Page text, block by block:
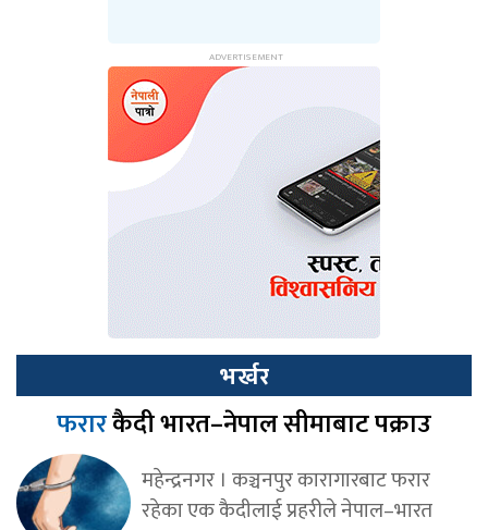
भर्खर
फरारकैदी भारत–नेपाल सीमाबाट पक्राउ
महेन्द्रनगर । कञ्चनपुर कारागारबाट फरार
रहेका एक कैदीलाई प्रहरीले नेपाल–भारत